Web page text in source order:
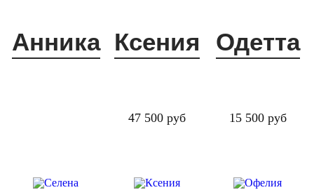
Анника
47 500 руб
Ксения
15 500 руб
Одетта